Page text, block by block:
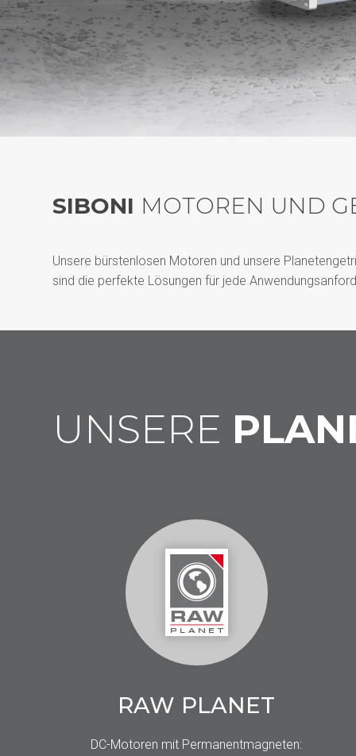
SIBONI MOTOREN UND
Unsere bürstenlosen Motoren und unsere
sind die perfekte Lösungen für jede
UNSERE
RAW PLANET
DC-Motoren mit Permanentmagneten: